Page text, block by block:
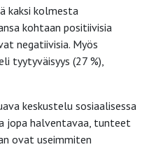
kaksi kolmesta
kohtaan positiivisia
negatiivisia. Myös
tyytyväisyys (27 %),
keskustelu sosiaalisessa
jopa halventavaa, tunteet
ovat useimmiten